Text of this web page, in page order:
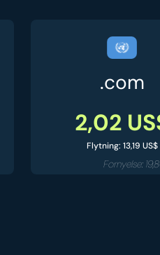
.com
2,02
Flytning: 13,19 US$
Fornyelse: